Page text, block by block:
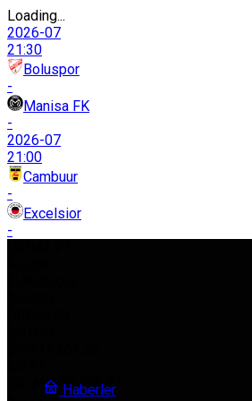
Loading...
2026-07
21:30
Boluspor
-
Manisa FK
-
2026-07
21:00
Cambuur
-
Excelsior
-
GR. ALTIN 5.966,21
Haberler